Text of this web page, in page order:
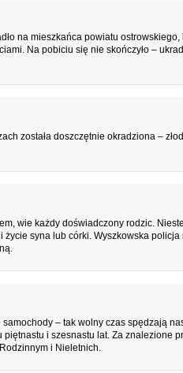
na mieszkańca powiatu ostrowskiego,
Na pobiciu się nie skończyło –
została doszczętnie okradziona –
wie każdy doświadczony rodzic.
syna lub córki. Wyszkowska policja
– tak wolny czas spędzają
piętnastu i szesnastu lat. Za znalezione
i Nieletnich.